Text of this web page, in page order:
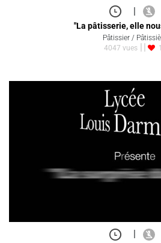
|
"La pâtisserie, elle
Pâtissier /
4047 vues
1